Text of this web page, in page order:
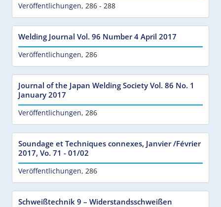
Veröffentlichungen, 286 - 288
Welding Journal Vol. 96 Number 4 April 2017
Veröffentlichungen, 286
Journal of the Japan Welding Society Vol. 86 No. 1
January 2017
Veröffentlichungen, 286
Soundage et Techniques connexes, Janvier /Février
2017, Vo. 71 - 01/02
Veröffentlichungen, 286
Schweißtechnik 9 – Widerstandsschweißen